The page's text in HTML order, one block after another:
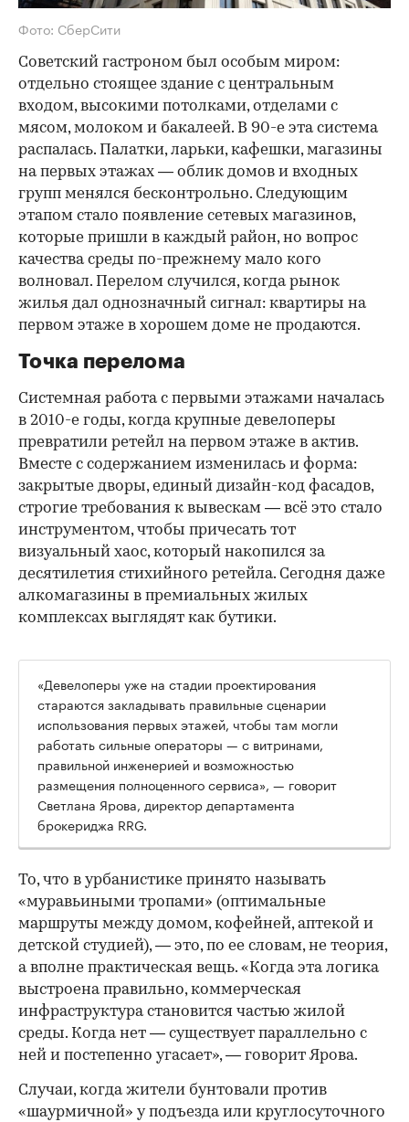
Фото: СберСити
Советский гастроном был особым миром:
отдельно стоящее здание с центральным
входом, высокими потолками, отделами с
мясом, молоком и бакалеей. В 90-е эта система
распалась. Палатки, ларьки, кафешки, магазины
на первых этажах — облик домов и входных
групп менялся бесконтрольно. Следующим
этапом стало появление сетевых магазинов,
которые пришли в каждый район, но вопрос
качества среды по-прежнему мало кого
волновал. Перелом случился, когда рынок
жилья дал однозначный сигнал: квартиры на
первом этаже в хорошем доме не продаются.
Точка перелома
Системная работа с первыми этажами началась
в 2010-е годы, когда крупные девелоперы
превратили ретейл на первом этаже в актив.
Вместе с содержанием изменилась и форма:
закрытые дворы, единый дизайн-код фасадов,
строгие требования к вывескам — всё это стало
инструментом, чтобы причесать тот
визуальный хаос, который накопился за
десятилетия стихийного ретейла. Сегодня даже
алкомагазины в премиальных жилых
комплексах выглядят как бутики.
00:00
«Девелоперы уже на стадии проектирования
стараются закладывать правильные сценарии
использования первых этажей, чтобы там могли
работать сильные операторы — с витринами,
правильной инженерией и возможностью
размещения полноценного сервиса», — говорит
Светлана Ярова, директор департамента
брокериджа RRG.
То, что в урбанистике принято называть
«муравьиными тропами» (оптимальные
маршруты между домом, кофейней, аптекой и
детской студией), — это, по ее словам, не теория,
а вполне практическая вещь. «Когда эта логика
выстроена правильно, коммерческая
инфраструктура становится частью жилой
среды. Когда нет — существует параллельно с
ней и постепенно угасает», — говорит Ярова.
Случаи, когда жители бунтовали против
«шаурмичной» у подъезда или круглосуточного